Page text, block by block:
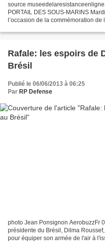
source
PORTAIL DES SOUS-MARINS
l’occasion de la commémoration de
Rafale: les espoirs de
Brésil
Publié le 06/06/2013 à 06:25
Par RP Defense
photo Jean Ponsignon AerobuzzFr
présidente du Brésil, Dilma
pour équiper son armée de l'air à